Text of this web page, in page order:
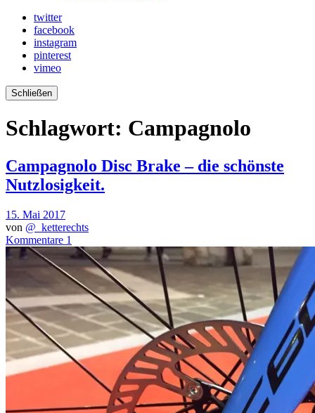
twitter
facebook
instagram
pinterest
vimeo
Schließen
Schlagwort: Campagnolo
Campagnolo Disc Brake – die schönste
Nutzlosigkeit.
15. Mai 2017
von @_ketterechts
Kommentare 1